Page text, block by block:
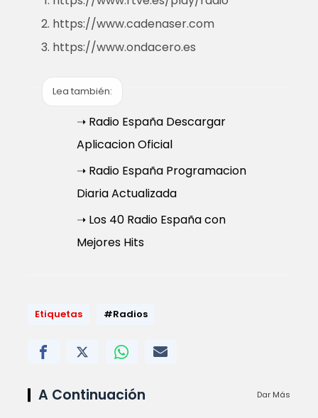
https://www.cadenaser.com
https://www.ondacero.es
Lea también:
➝ Radio España Descargar
Aplicacion Oficial
➝ Radio España Programacion
Diaria Actualizada
➝ Los 40 Radio España con
Mejores Hits
Etiquetas #Radios
A Continuación Dar Más